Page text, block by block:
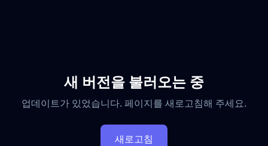
새 버전을 불러오는 중
업데이트가 있었습니다. 페이지를 새로고침해 주세요.
새로고침